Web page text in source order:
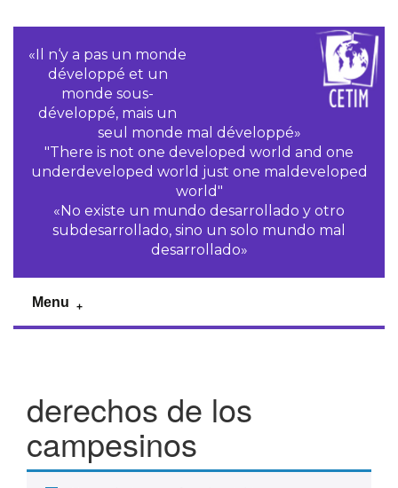
«Il n‘y a pas un monde
développé et un
monde sous-
développé, mais un
seul monde mal développé»
"There is not one developed world and one
underdeveloped world just one maldeveloped
world"
«No existe un mundo desarrollado y otro
subdesarrollado, sino un solo mundo mal
desarrollado»
Menu
derechos de los
campesinos